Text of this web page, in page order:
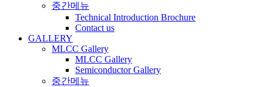
중간메뉴
Technical Introduction Brochure
Contact us
GALLERY
MLCC Gallery
MLCC Gallery
Semiconductor Gallery
중간메뉴